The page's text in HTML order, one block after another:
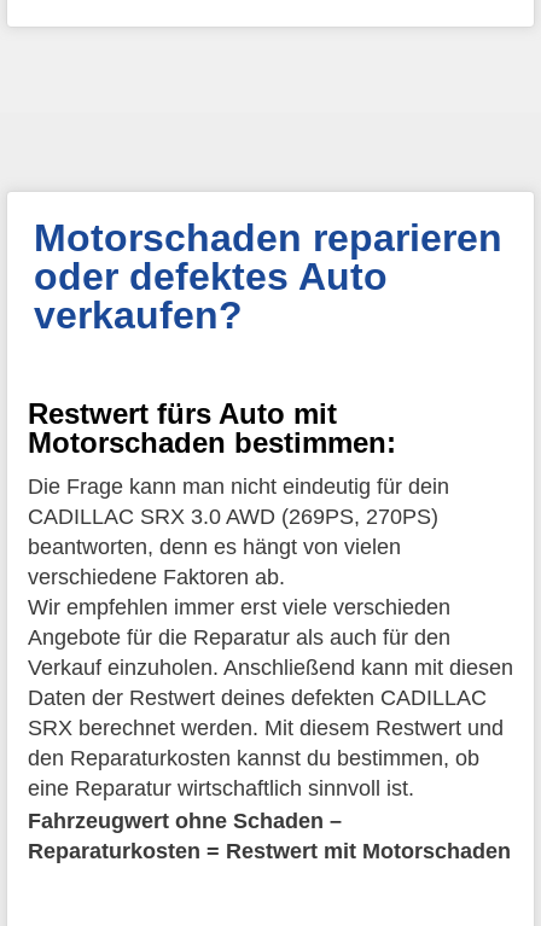
Motorschaden reparieren
oder defektes Auto
verkaufen?
Restwert fürs Auto mit
Motorschaden bestimmen:
Die Frage kann man nicht eindeutig für dein
CADILLAC SRX 3.0 AWD (269PS, 270PS)
beantworten, denn es hängt von vielen
verschiedene Faktoren ab.
Wir empfehlen immer erst viele verschieden
Angebote für die Reparatur als auch für den
Verkauf einzuholen. Anschließend kann mit diesen
Daten der Restwert deines defekten CADILLAC
SRX berechnet werden. Mit diesem Restwert und
den Reparaturkosten kannst du bestimmen, ob
eine Reparatur wirtschaftlich sinnvoll ist.
Fahrzeugwert ohne Schaden –
Reparaturkosten = Restwert mit Motorschaden